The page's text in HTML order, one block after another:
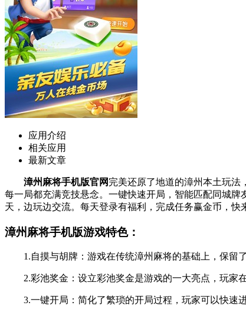
应用介绍
相关应用
最新文章
漳州麻将手机版官网完美还原了地道的漳州本土玩法
每一局都充满竞技悬念。一键快速开局，智能匹配同城
天，边玩边交流。每天登录有福利，完成任务赢金币，
漳州麻将手机版游戏特色：
1.自摸与胡牌：游戏在传统漳州麻将的基础上，保留了
2.彩池奖金：设立彩池奖金是游戏的一大亮点，玩家在
3.一键开局：简化了繁琐的开局过程，玩家可以快速进